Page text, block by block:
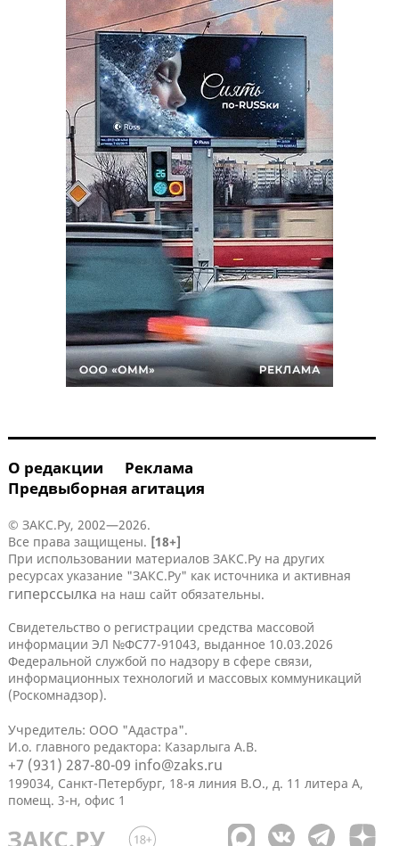
О редакции
Реклама
Предвыборная агитация
© ЗАКС.Ру, 2002—2026.
Все права защищены. [18+]
При использовании материалов ЗАКС.Ру на других
ресурсах указание "ЗАКС.Ру" как источника и активная
гиперссылка на наш сайт обязательны.
Свидетельство о регистрации средства массовой
информации ЭЛ №ФС77-91043, выданное 10.03.2026
Федеральной службой по надзору в сфере связи,
информационных технологий и массовых коммуникаций
(Роскомнадзор).
Учредитель: ООО "Адастра".
И.о. главного редактора: Казарлыга А.В.
+7 (931) 287-80-09 info@zaks.ru
199034, Санкт-Петербург, 18-я линия В.О., д. 11 литера А,
помещ. 3-н, офис 1